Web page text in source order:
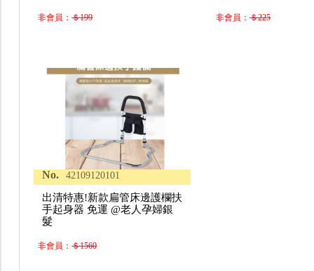
非會員：＄199 非會員： ＄225
No. 42109120101
出清特惠!新款扁管床邊護欄扶
手起身器 免運 @老人孕婦銀
髮
非會員：＄1560